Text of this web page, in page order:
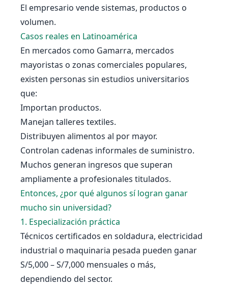
El empresario vende sistemas, productos o
volumen.
Casos reales en Latinoamérica
En mercados como Gamarra, mercados
mayoristas o zonas comerciales populares,
existen personas sin estudios universitarios
que:
Importan productos.
Manejan talleres textiles.
Distribuyen alimentos al por mayor.
Controlan cadenas informales de suministro.
Muchos generan ingresos que superan
ampliamente a profesionales titulados.
Entonces, ¿por qué algunos sí logran ganar
mucho sin universidad?
1. Especialización práctica
Técnicos certificados en soldadura, electricidad
industrial o maquinaria pesada pueden ganar
S/5,000 – S/7,000 mensuales o más,
dependiendo del sector.